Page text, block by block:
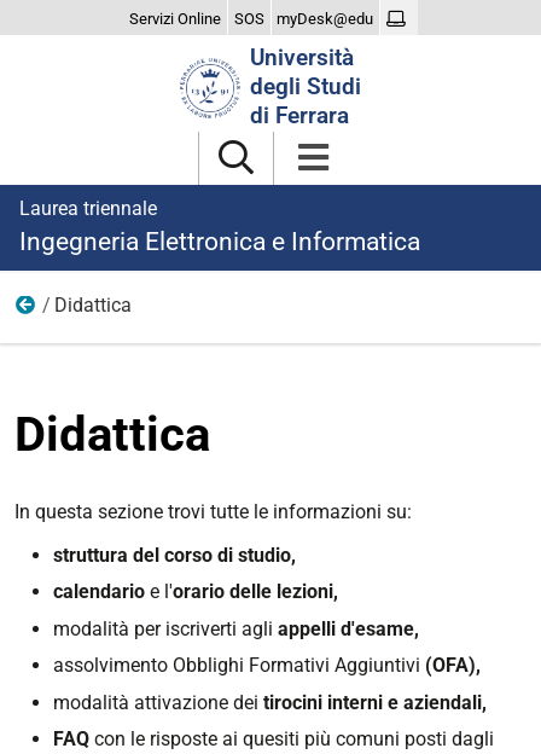
Servizi Online SOS myDesk@edu
Università
degli Studi
di Ferrara
Laurea triennale
Ingegneria Elettronica e Informatica
Studiare
Didattica
Didattica
In questa sezione trovi tutte le informazioni su:
struttura del corso di studio,
calendario e l'orario delle lezioni,
modalità per iscriverti agli appelli d'esame,
assolvimento Obblighi Formativi Aggiuntivi (OFA),
modalità attivazione dei tirocini interni e aziendali,
FAQ con le risposte ai quesiti più comuni posti dagli